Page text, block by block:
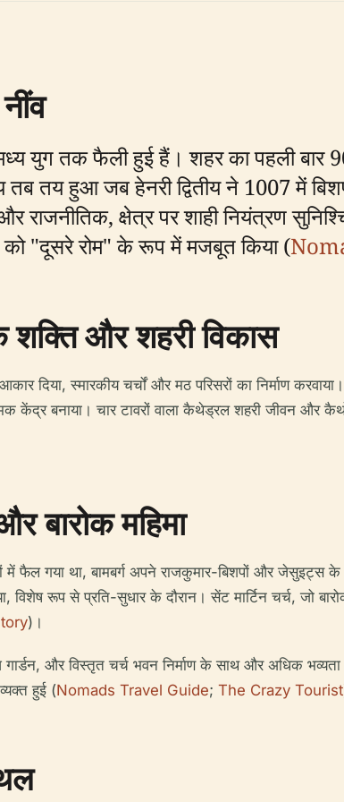
युग तक फैली हुई हैं। शहर का पहली
तय हुआ जब हेनरी द्वितीय ने 1007 में
राजनीतिक, क्षेत्र पर शाही नियंत्रण
को "दूसरे रोम" के रूप में मजबूत किया (
और शहरी विकास
दिया, स्मारकीय चर्चों और मठ परिसरों का निर्माण
केंद्र बनाया। चार टावरों वाला कैथेड्रल शहरी जीवन और
बारोक महिमा
में फैल गया था, बामबर्ग अपने राजकुमार-बिशपों और जेसुइट्स
रूप से प्रति-सुधार के दौरान। सेंट मार्टिन चर्च, जो
)।
गार्डन, और विस्तृत चर्च भवन निर्माण के साथ और अधिक
हुई (Nomads Travel Guide; The Crazy Tourist